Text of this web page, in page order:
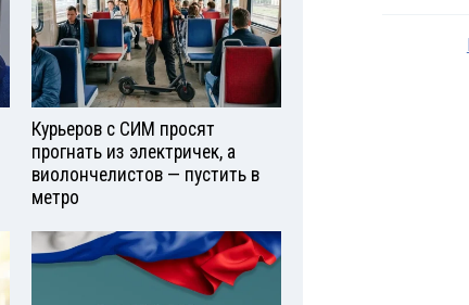
Курьеров с СИМ просят
прогнать из электричек, а
виолончелистов — пустить в
метро